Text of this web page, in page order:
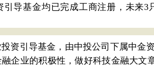
导基金均已完成工商注册，未来3
资引导基金，由中投公司下属中金
企业的积极性，做好科技金融大文